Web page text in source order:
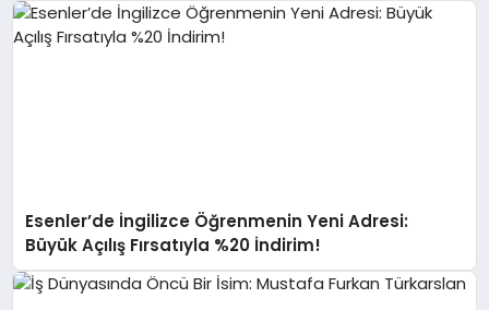
Esenler’de İngilizce Öğrenmenin Yeni Adresi:
Büyük Açılış Fırsatıyla %20 İndirim!